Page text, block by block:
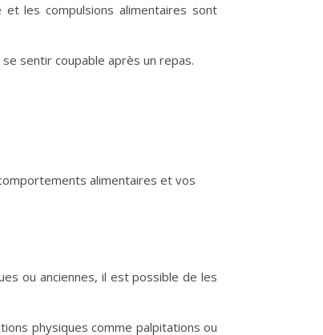
et les compulsions alimentaires sont
sentir coupable après un repas.
alimentaires et vos
ou anciennes, il est possible de les
physiques comme palpitations ou